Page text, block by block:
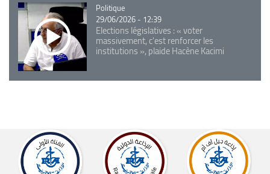
Catégorie
Politique
29/06/2026 - 12:39
Elections législatives : « voter
massivement, c'est renforcer les
institutions », plaide Hacène Kacimi